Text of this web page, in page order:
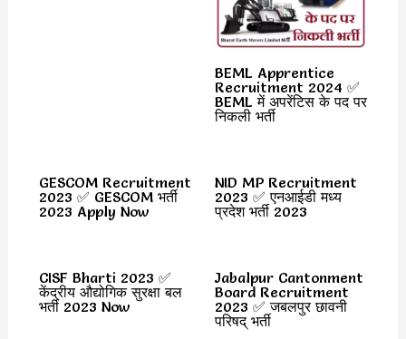
BEML Apprentice
Recruitment 2024 ✅
BEML में अपरेंटिस के पद पर
निकली भर्ती
GESCOM Recruitment
2023 ✅ GESCOM भर्ती
2023 Apply Now
NID MP Recruitment
2023 ✅ एनआईडी मध्य
प्रदेश भर्ती 2023
CISF Bharti 2023 ✅
केंद्रीय औद्योगिक सुरक्षा बल
भर्ती 2023 Now
Jabalpur Cantonment
Board Recruitment
2023 ✅ जबलपुर छावनी
परिषद् भर्ती